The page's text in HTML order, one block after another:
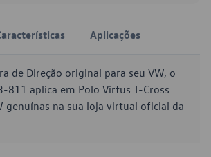
Aplicações
de Direção original para seu VW, o
811 aplica em Polo Virtus T-Cross
genuínas na sua loja virtual oficial da